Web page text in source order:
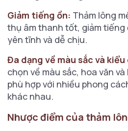
Giảm tiếng ồn: Thảm lông
thụ âm thanh tốt, giảm tiếng
yên tĩnh và dễ chịu.
Đa dạng về màu sắc và
chọn về màu sắc, hoa văn
phù hợp với nhiều phong
khác nhau.
Nhược điểm của thảm